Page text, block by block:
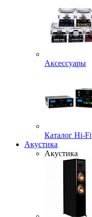
Аксессуары
Каталог Hi-Fi
Акустика
Акустика